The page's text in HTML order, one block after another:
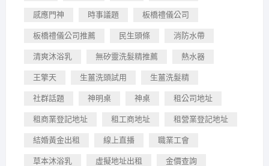
感應門神 時事議題 板橋禮儀公司
板橋禮儀公司推薦 民生頭條 消防水帶
清爽沐浴乳 無矽靈洗髮精推薦 熱水器
王擎天 生薑洗頭試用 生薑洗髮精
社群話題 神明桌 神桌 租公司地址
租商業登記地址 租工商地址 租營業登記地址
結婚黃金出租 線上直播 職業工會
草本沐浴乳 虛擬地址出租 金價查詢